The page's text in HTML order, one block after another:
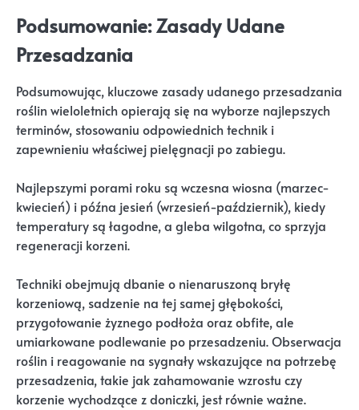
Podsumowanie: Zasady Udane
Przesadzania
Podsumowując, kluczowe zasady udanego przesadzania
roślin wieloletnich opierają się na wyborze najlepszych
terminów, stosowaniu odpowiednich technik i
zapewnieniu właściwej pielęgnacji po zabiegu.
Najlepszymi porami roku są wczesna wiosna (marzec-
kwiecień) i późna jesień (wrzesień-październik), kiedy
temperatury są łagodne, a gleba wilgotna, co sprzyja
regeneracji korzeni.
Techniki obejmują dbanie o nienaruszoną bryłę
korzeniową, sadzenie na tej samej głębokości,
przygotowanie żyznego podłoża oraz obfite, ale
umiarkowane podlewanie po przesadzeniu. Obserwacja
roślin i reagowanie na sygnały wskazujące na potrzebę
przesadzenia, takie jak zahamowanie wzrostu czy
korzenie wychodzące z doniczki, jest równie ważne.